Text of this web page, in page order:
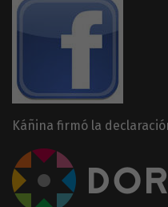
Káñina firmó la